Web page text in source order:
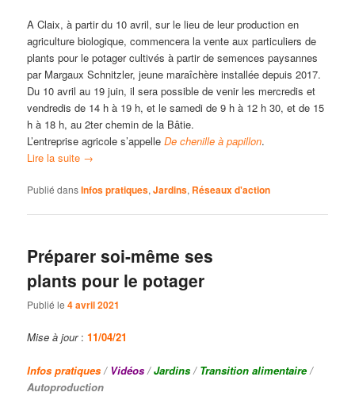
A Claix, à partir du 10 avril, sur le lieu de leur production en
agriculture biologique, commencera la vente aux particuliers de
plants pour le potager cultivés à partir de semences paysannes
par Margaux Schnitzler, jeune maraîchère installée depuis 2017.
Du 10 avril au 19 juin, il sera possible de venir les mercredis et
vendredis de 14 h à 19 h, et le samedi de 9 h à 12 h 30, et de 15
h à 18 h, au 2ter chemin de la Bâtie.
L’entreprise agricole s’appelleDe chenille à papillon.
Lire la suite →
Publié dansInfos pratiques,Jardins, Réseaux d'action
Préparer soi-même ses
plants pour le potager
Publié le4 avril 2021
Mise à jour:11/04/21
Infos pratiques / Vidéos / Jardins / Transition alimentaire/
Autoproduction